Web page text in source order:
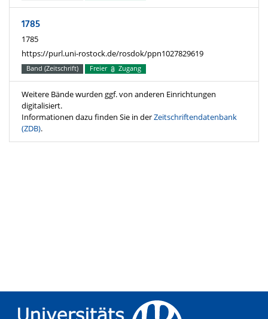
1785
1785
https://purl.uni-rostock.de/rosdok/ppn1027829619
Band (Zeitschrift) Freier Zugang
Weitere Bände wurden ggf. von anderen Einrichtungen
digitalisiert.
Informationen dazu finden Sie in derZeitschriftendatenbank
(ZDB).